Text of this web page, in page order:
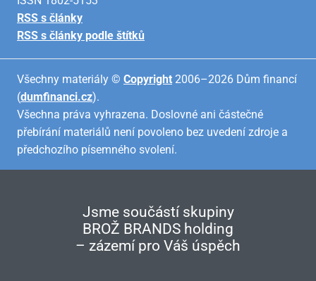
RSS s články
RSS s články podle štítků
Všechny materiály © Copyright 2006–2026 Dům financí
(dumfinanci.cz).
Všechna práva vyhrazena. Doslovné ani částečné
přebírání materiálů není povoleno bez uvedení zdroje a
předchozího písemného svolení.
Jsme součástí skupiny
BROŽ BRANDS holding
– zázemí pro Váš úspěch